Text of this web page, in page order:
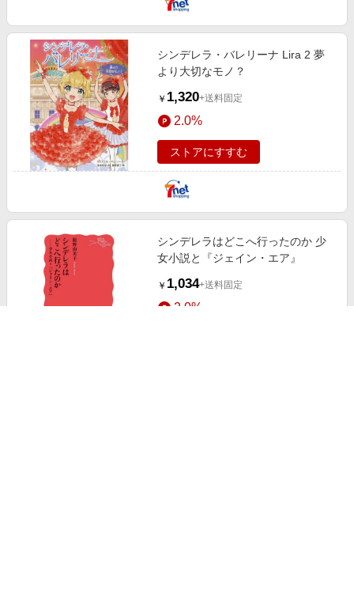
シンデレラ・バレリーナ Lira 2 夢
より大切なモノ？
￥ 1,320+送料固定
2.0%
ストアにすすむ
シンデレラはどこへ行ったのか 少
女小説と『ジェイン・エア』
￥ 1,034+送料固定
2.0%